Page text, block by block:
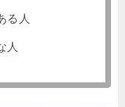
る人
人